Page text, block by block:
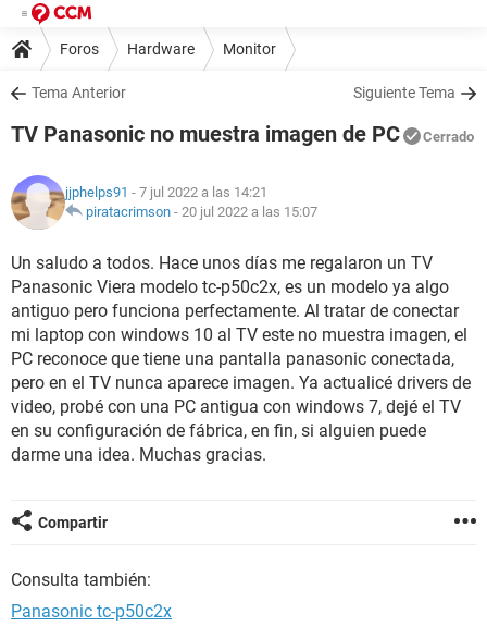
Foros Hardware Monitor
Tema Anterior Siguiente Tema
TV Panasonic no muestra imagen de PC Cerrado
jjphelps91 - 7 jul 2022 a las 14:21
piratacrimson - 20 jul 2022 a las 15:07
Un saludo a todos. Hace unos días me regalaron un TV
Panasonic Viera modelo tc-p50c2x, es un modelo ya algo
antiguo pero funciona perfectamente. Al tratar de conectar
mi laptop con windows 10 al TV este no muestra imagen, el
PC reconoce que tiene una pantalla panasonic conectada,
pero en el TV nunca aparece imagen. Ya actualicé drivers de
video, probé con una PC antigua con windows 7, dejé el TV
en su configuración de fábrica, en fin, si alguien puede
darme una idea. Muchas gracias.
Compartir
Consulta también:
Panasonic tc-p50c2x